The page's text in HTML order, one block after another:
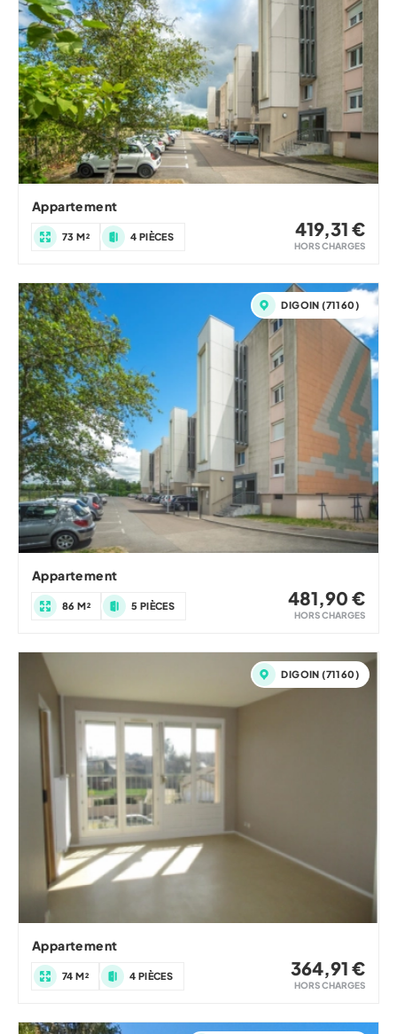
Appartement
73 M² 4 PIÈCES 419,31 €
HORS CHARGES
DIGOIN (71160)
Appartement
86 M² 5 PIÈCES 481,90 €
HORS CHARGES
DIGOIN (71160)
Appartement
74 M² 4 PIÈCES 364,91 €
HORS CHARGES